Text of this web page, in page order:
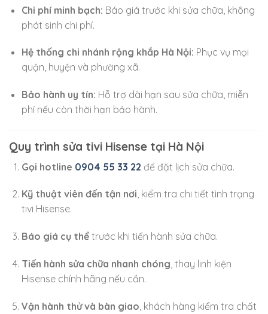
Chi phí minh bạch: Báo giá trước khi sửa chữa, không
phát sinh chi phí.
Hệ thống chi nhánh rộng khắp Hà Nội: Phục vụ mọi
quận, huyện và phường xã.
Bảo hành uy tín: Hỗ trợ dài hạn sau sửa chữa, miễn
phí nếu còn thời hạn bảo hành.
Quy trình sửa tivi Hisense tại Hà Nội
Gọi hotline 0904 55 33 22 để đặt lịch sửa chữa.
Kỹ thuật viên đến tận nơi, kiểm tra chi tiết tình trạng
tivi Hisense.
Báo giá cụ thểtrước khi tiến hành sửa chữa.
Tiến hành sửa chữa nhanh chóng , thay linh kiện
Hisense chính hãng nếu cần.
Vận hành thử và bàn giao , khách hàng kiểm tra chất